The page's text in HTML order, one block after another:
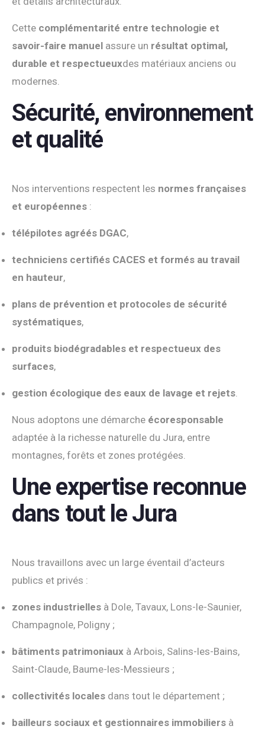
Cette complémentarité entre technologie et
savoir-faire manuel assure un résultat optimal,
durable et respectueuxdes matériaux anciens ou
modernes.
Sécurité, environnement
et qualité
Nos interventions respectent les normes françaises
et européennes :
télépilotes agréés DGAC,
techniciens certifiés CACES et formés au travail
en hauteur,
plans de prévention et protocoles de sécurité
systématiques,
produits biodégradables et respectueux des
surfaces,
gestion écologique des eaux de lavage et rejets.
Nous adoptons une démarche écoresponsable
adaptée à la richesse naturelle du Jura, entre
montagnes, forêts et zones protégées.
Une expertise reconnue
dans tout le Jura
Nous travaillons avec un large éventail d’acteurs
publics et privés :
zones industrielles à Dole, Tavaux, Lons-le-Saunier,
Champagnole, Poligny ;
bâtiments patrimoniaux à Arbois, Salins-les-Bains,
Saint-Claude, Baume-les-Messieurs ;
collectivités locales dans tout le département ;
bailleurs sociaux et gestionnaires immobiliers à